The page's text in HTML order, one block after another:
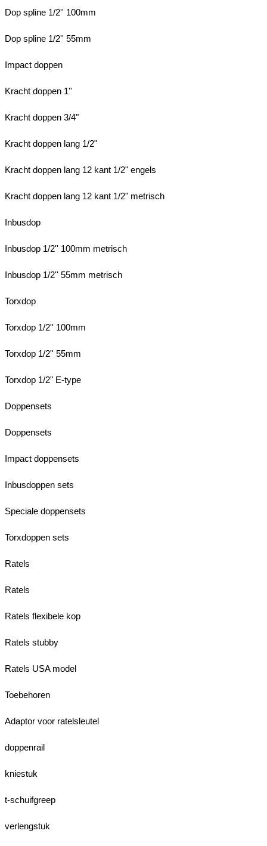
Dop spline 1/2'' 100mm
Dop spline 1/2'' 55mm
Impact doppen
Kracht doppen 1''
Kracht doppen 3/4"
Kracht doppen lang 1/2"
Kracht doppen lang 12 kant 1/2" engels
Kracht doppen lang 12 kant 1/2" metrisch
Inbusdop
Inbusdop 1/2'' 100mm metrisch
Inbusdop 1/2'' 55mm metrisch
Torxdop
Torxdop 1/2'' 100mm
Torxdop 1/2'' 55mm
Torxdop 1/2" E-type
Doppensets
Doppensets
Impact doppensets
Inbusdoppen sets
Speciale doppensets
Torxdoppen sets
Ratels
Ratels
Ratels flexibele kop
Ratels stubby
Ratels USA model
Toebehoren
Adaptor voor ratelsleutel
doppenrail
kniestuk
t-schuifgreep
verlengstuk